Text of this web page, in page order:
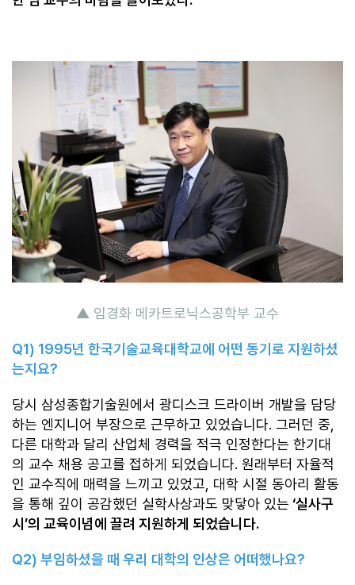
▲ 임경화 메카트로닉스공학부 교수
Q1) 1995년 한국기술교육대학교에 어떤 동기로 지원하셨
는지요?
당시 삼성종합기술원에서 광디스크 드라이버 개발을 담당
하는 엔지니어 부장으로 근무하고 있었습니다. 그러던 중,
다른 대학과 달리 산업체 경력을 적극 인정한다는 한기대
의 교수 채용 공고를 접하게 되었습니다. 원래부터 자율적
인 교수직에 매력을 느끼고 있었고, 대학 시절 동아리 활동
을 통해 깊이 공감했던 실학사상과도 맞닿아 있는 ‘실사구
시’의 교육이념에 끌려 지원하게 되었습니다.
Q2) 부임하셨을 때 우리 대학의 인상은 어떠했나요?